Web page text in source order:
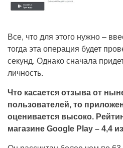
Все, что для этого нужно –
тогда эта операция будет
секунд. Однако сначала
личность.
Что касается отзыва от
пользователей, то
оценивается высоко.
магазине Google Play – 4,4